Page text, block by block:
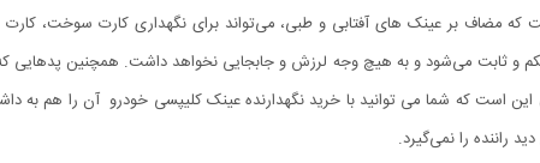
و ثابت می‌شود و به‌ هیچ‌ وجه لرزش و جابجایی نخواهد داشت. همچنین پدهایی
که شما می توانید با خرید نگهدارنده عینک کلیپسی خودرو آن را هم به
راننده را نمی‌گیرد.